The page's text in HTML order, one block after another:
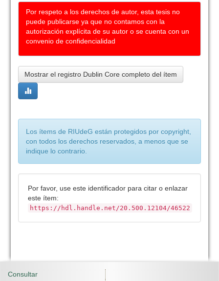
Por respeto a los derechos de autor, esta tesis no
puede publicarse ya que no contamos con la
autorización explícita de su autor o se cuenta con un
convenio de confidencialidad
Mostrar el registro Dublin Core completo del ítem
Los ítems de RIUdeG están protegidos por copyright,
con todos los derechos reservados, a menos que se
indique lo contrario.
Por favor, use este identificador para citar o enlazar
este ítem:
https://hdl.handle.net/20.500.12104/46522
Consultar